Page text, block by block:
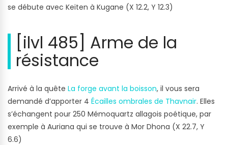
se débute avec Keiten à Kugane (X 12.2, Y 12.3)
[ilvl 485] Arme de la
résistance
Arrivé à la quête La forge avant la boisson, il vous sera
demandé d’apporter 4 Écailles ombrales de Thavnair. Elles
s’échangent pour 250 Mémoquartz allagois poétique, par
exemple à Auriana qui se trouve à Mor Dhona (X 22.7, Y
6.6)